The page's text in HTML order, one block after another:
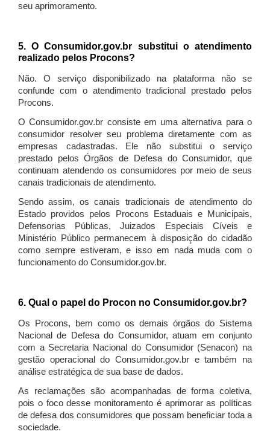
seu aprimoramento.
5. O Consumidor.gov.br substitui o atendimento
realizado pelos Procons?
Não. O serviço disponibilizado na plataforma não se
confunde com o atendimento tradicional prestado pelos
Procons.
O Consumidor.gov.br consiste em uma alternativa para o
consumidor resolver seu problema diretamente com as
empresas cadastradas. Ele não substitui o serviço
prestado pelos Órgãos de Defesa do Consumidor, que
continuam atendendo os consumidores por meio de seus
canais tradicionais de atendimento.
Sendo assim, os canais tradicionais de atendimento do
Estado providos pelos Procons Estaduais e Municipais,
Defensorias Públicas, Juizados Especiais Cíveis e
Ministério Público permanecem à disposição do cidadão
como sempre estiveram, e isso em nada muda com o
funcionamento do Consumidor.gov.br.
6. Qual o papel do Procon no Consumidor.gov.br?
Os Procons, bem como os demais órgãos do Sistema
Nacional de Defesa do Consumidor, atuam em conjunto
com a Secretaria Nacional do Consumidor (Senacon) na
gestão operacional do Consumidor.gov.br e também na
análise estratégica de sua base de dados.
As reclamações são acompanhadas de forma coletiva,
pois o foco desse monitoramento é aprimorar as políticas
de defesa dos consumidores que possam beneficiar toda a
sociedade.